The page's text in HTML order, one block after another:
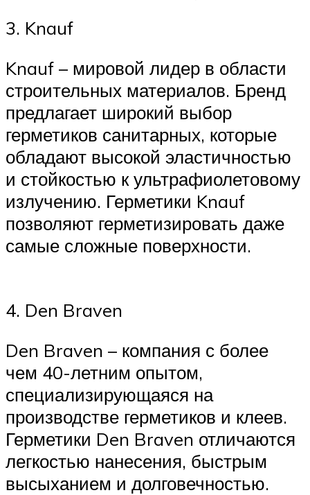
3. Knauf
Knauf – мировой лидер в области
строительных материалов. Бренд
предлагает широкий выбор
герметиков санитарных, которые
обладают высокой эластичностью
и стойкостью к ультрафиолетовому
излучению. Герметики Knauf
позволяют герметизировать даже
самые сложные поверхности.
4. Den Braven
Den Braven – компания с более
чем 40-летним опытом,
специализирующаяся на
производстве герметиков и клеев.
Герметики Den Braven отличаются
легкостью нанесения, быстрым
высыханием и долговечностью.